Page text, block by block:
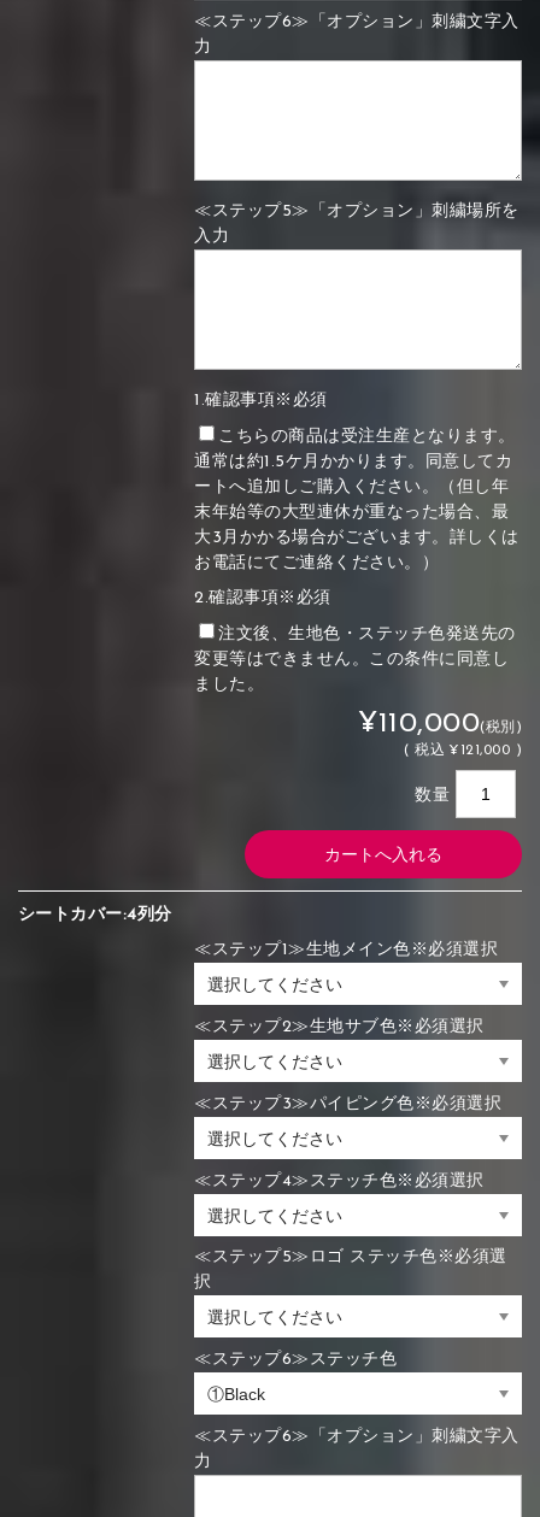
≪ステップ6≫「オプション」刺繍文字入
力
≪ステップ5≫「オプション」刺繍場所を
入力
1.確認事項※必須
こちらの商品は受注生産となります。
通常は約1.5ケ月かかります。同意してカ
ートへ追加しご購入ください。（但し年
末年始等の大型連休が重なった場合、最
大3月かかる場合がございます。詳しくは
お電話にてご連絡ください。）
2.確認事項※必須
注文後、生地色・ステッチ色発送先の
変更等はできません。この条件に同意し
ました。
¥110,000(税別)
(税込 ¥121,000 )
数量
シートカバー:4列分
≪ステップ1≫生地メイン色※必須選択
≪ステップ2≫生地サブ色※必須選択
≪ステップ3≫パイピング色※必須選択
≪ステップ4≫ステッチ色※必須選択
≪ステップ5≫ロゴ ステッチ色※必須選
択
≪ステップ6≫ステッチ色
≪ステップ6≫「オプション」刺繍文字入
力